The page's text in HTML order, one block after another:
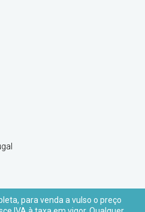
para venda a vulso o preço